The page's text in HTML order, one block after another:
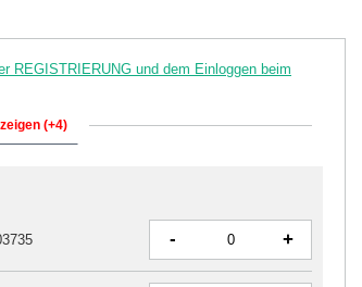
REGISTRIERUNG und dem Einloggen beim
(+4)
- +